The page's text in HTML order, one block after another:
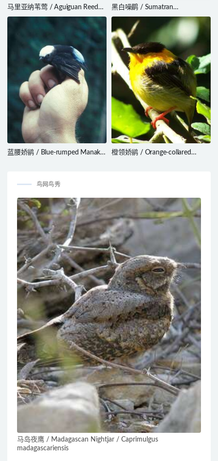
马里亚纳苇莺 / Aguiguan Reed
Warbler / Acrocephalus nijoi
黑白噪鹛 / Sumatran
Laughingthrush / Garrulax bicolor
蓝腰娇鹟 / Blue-rumped Manakin
橙领娇鹟 / Orange-collared
鸟网鸟秀
马岛夜鹰 / Madagascan Nightjar / Caprimulgus
madagascariensis